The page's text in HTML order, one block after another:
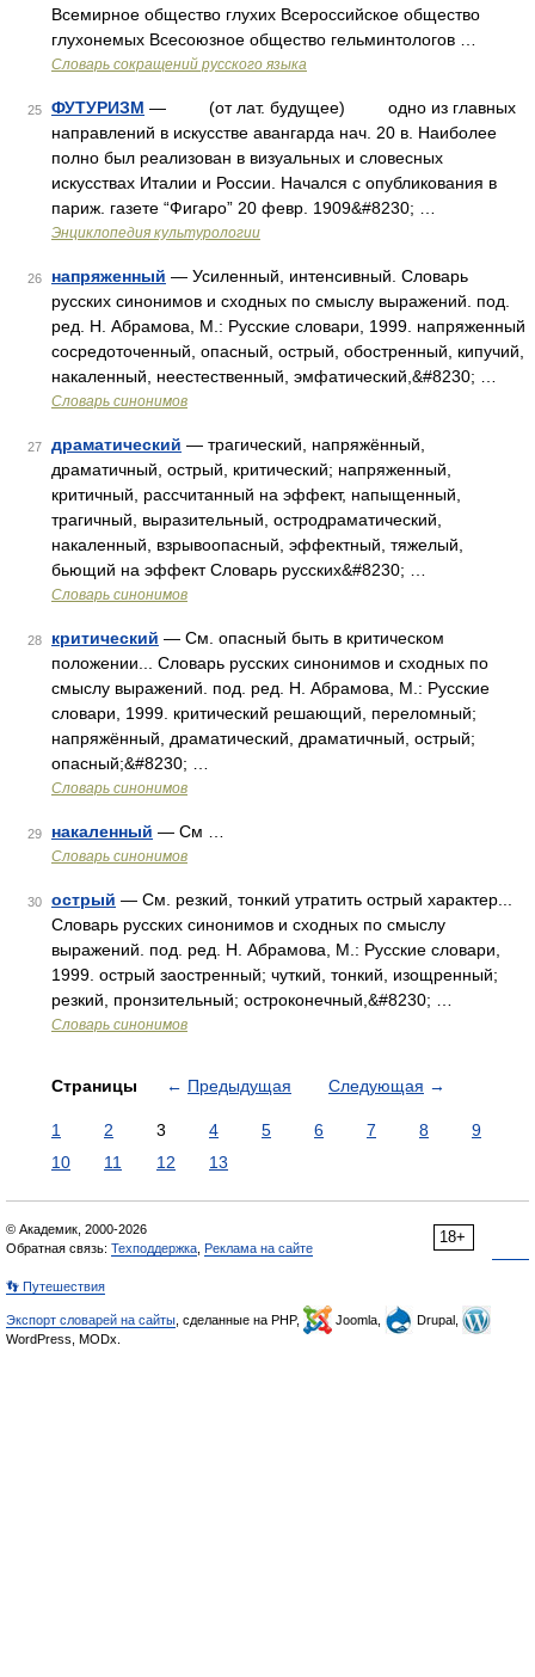
Всемирное общество глухих Всероссийское общество
глухонемых Всесоюзное общество гельминтологов …
Словарь сокращений русского языка
25 ФУТУРИЗМ — (от лат. будущее) одно из главных
направлений в искусстве авангарда нач. 20 в. Наиболее
полно был реализован в визуальных и словесных
искусствах Италии и России. Начался с опубликования в
париж. газете “Фигаро” 20 февр. 1909&#8230; …
Энциклопедия культурологии
26 напряженный — Усиленный, интенсивный. Словарь
русских синонимов и сходных по смыслу выражений. под.
ред. Н. Абрамова, М.: Русские словари, 1999. напряженный
сосредоточенный, опасный, острый, обостренный, кипучий,
накаленный, неестественный, эмфатический,&#8230; …
Словарь синонимов
27 драматический — трагический, напряжённый,
драматичный, острый, критический; напряженный,
критичный, рассчитанный на эффект, напыщенный,
трагичный, выразительный, остродраматический,
накаленный, взрывоопасный, эффектный, тяжелый,
бьющий на эффект Словарь русских&#8230; …
Словарь синонимов
28 критический — См. опасный быть в критическом
положении... Словарь русских синонимов и сходных по
смыслу выражений. под. ред. Н. Абрамова, М.: Русские
словари, 1999. критический решающий, переломный;
напряжённый, драматический, драматичный, острый;
опасный;&#8230; …
Словарь синонимов
29 накаленный — См …
Словарь синонимов
30 острый — См. резкий, тонкий утратить острый характер...
Словарь русских синонимов и сходных по смыслу
выражений. под. ред. Н. Абрамова, М.: Русские словари,
1999. острый заостренный; чуткий, тонкий, изощренный;
резкий, пронзительный; остроконечный,&#8230; …
Словарь синонимов
Страницы ← Предыдущая Следующая →
1 2 3 4 5 6 7 8
9
10
11 12 13
18+
© Академик, 2000-2026
Обратная связь: Техподдержка Реклама на сайте
👣 Путешествия
Экспорт словарей на сайты , сделанные на PHP, Joomla,
Drupal,
WordPress, MODx.